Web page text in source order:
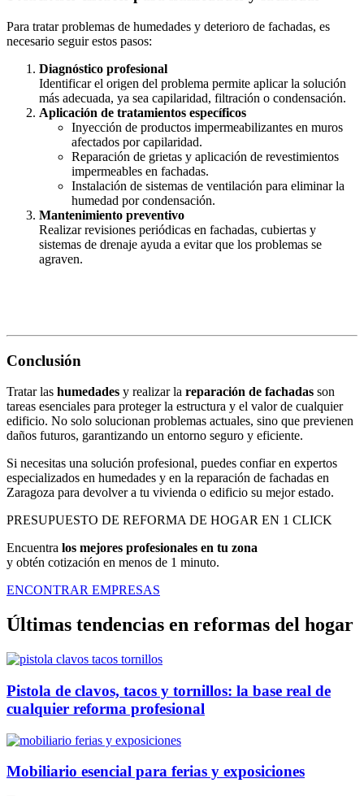
Para tratar problemas de humedades y deterioro de fachadas, es
necesario seguir estos pasos:
Diagnóstico profesional
Identificar el origen del problema permite aplicar la solución
más adecuada, ya sea capilaridad, filtración o condensación.
Aplicación de tratamientos específicos
Inyección de productos impermeabilizantes en muros
afectados por capilaridad.
Reparación de grietas y aplicación de revestimientos
impermeables en fachadas.
Instalación de sistemas de ventilación para eliminar la
humedad por condensación.
Mantenimiento preventivo
Realizar revisiones periódicas en fachadas, cubiertas y
sistemas de drenaje ayuda a evitar que los problemas se
agraven.
Conclusión
Tratar las humedades y realizar la reparación de fachadas son
tareas esenciales para proteger la estructura y el valor de cualquier
edificio. No solo solucionan problemas actuales, sino que previenen
daños futuros, garantizando un entorno seguro y eficiente.
Si necesitas una solución profesional, puedes confiar en expertos
especializados en humedades y en la reparación de fachadas en
Zaragoza para devolver a tu vivienda o edificio su mejor estado.
PRESUPUESTO DE REFORMA DE HOGAR EN 1 CLICK
Encuentra los mejores profesionales en tu zona
y obtén cotización en menos de 1 minuto.
ENCONTRAR EMPRESAS
Últimas tendencias en reformas del hogar
Pistola de clavos, tacos y tornillos: la base real de
cualquier reforma profesional
Mobiliario esencial para ferias y exposiciones